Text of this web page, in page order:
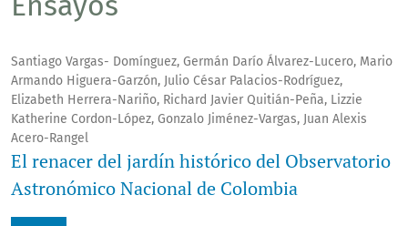
Santiago Vargas- Domínguez, Germán Darío Álvarez-Lucero, Mario
Armando Higuera-Garzón, Julio César Palacios-Rodríguez,
Elizabeth Herrera-Nariño, Richard Javier Quitián-Peña, Lizzie
Katherine Cordon-López, Gonzalo Jiménez-Vargas, Juan Alexis
Acero-Rangel
El renacer del jardín histórico del Observatorio
Astronómico Nacional de Colombia